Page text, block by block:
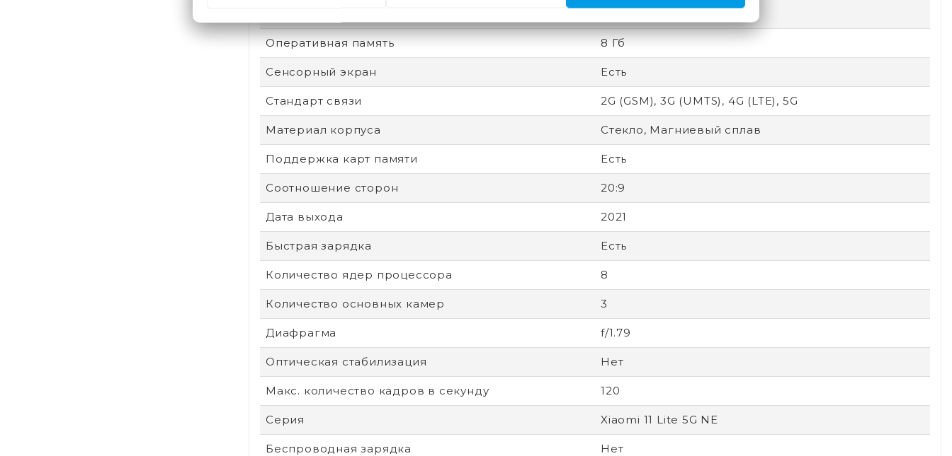
Оперативная память 8 Гб
Сенсорный экран Есть
Стандарт связи 2G (GSM), 3G (UMTS), 4G (LTE), 5G
Материал корпуса Стекло, Магниевый сплав
Поддержка карт памяти Есть
Соотношение сторон 20:9
Дата выхода 2021
Быстрая зарядка Есть
Количество ядер процессора 8
Количество основных камер 3
Диафрагма f/1.79
Оптическая стабилизация Нет
Макс. количество кадров в секунду 120
Серия Xiaomi 11 Lite 5G NE
Беспроводная зарядка Нет